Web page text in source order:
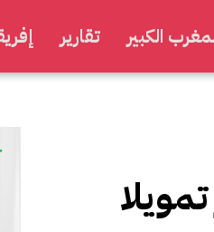
الكبير تقارير